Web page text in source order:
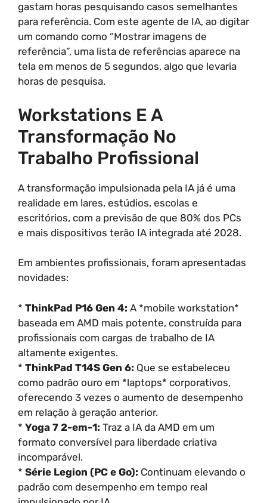
gastam horas pesquisando casos semelhantes
para referência. Com este agente de IA, ao digitar
um comando como “Mostrar imagens de
referência”, uma lista de referências aparece na
tela em menos de 5 segundos, algo que levaria
horas de pesquisa.
Workstations E A
Transformação No
Trabalho Profissional
A transformação impulsionada pela IA já é uma
realidade em lares, estúdios, escolas e
escritórios, com a previsão de que 80% dos PCs
e mais dispositivos terão IA integrada até 2028.
Em ambientes profissionais, foram apresentadas
novidades:
* ThinkPad P16 Gen 4: A *mobile workstation*
baseada em AMD mais potente, construída para
profissionais com cargas de trabalho de IA
altamente exigentes.
* ThinkPad T14S Gen 6: Que se estabeleceu
como padrão ouro em *laptops* corporativos,
oferecendo 3 vezes o aumento de desempenho
em relação à geração anterior.
* Yoga 7 2-em-1: Traz a IA da AMD em um
formato conversível para liberdade criativa
incomparável.
* Série Legion (PC e Go): Continuam elevando o
padrão com desempenho em tempo real